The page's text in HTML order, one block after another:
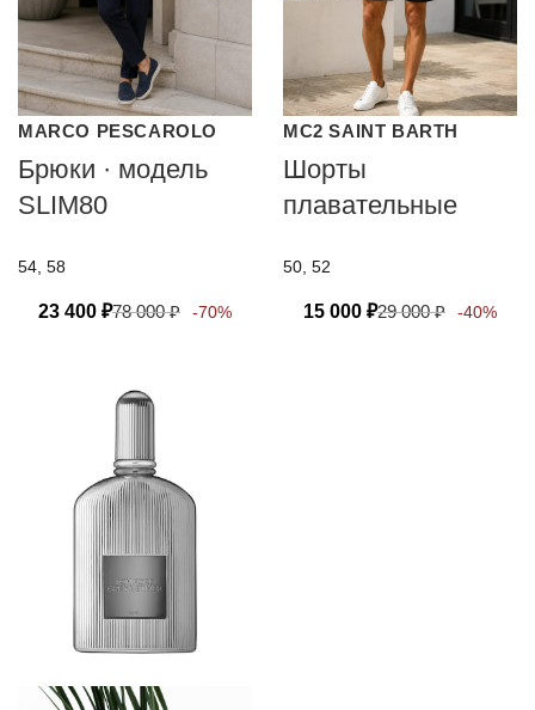
MARCO PESCAROLO
Брюки · модель
SLIM80
54, 58
23 400 ₽78 000₽ -70%
MC2 SAINT BARTH
Шорты
плавательные
50, 52
15 000 ₽29 000₽ -40%